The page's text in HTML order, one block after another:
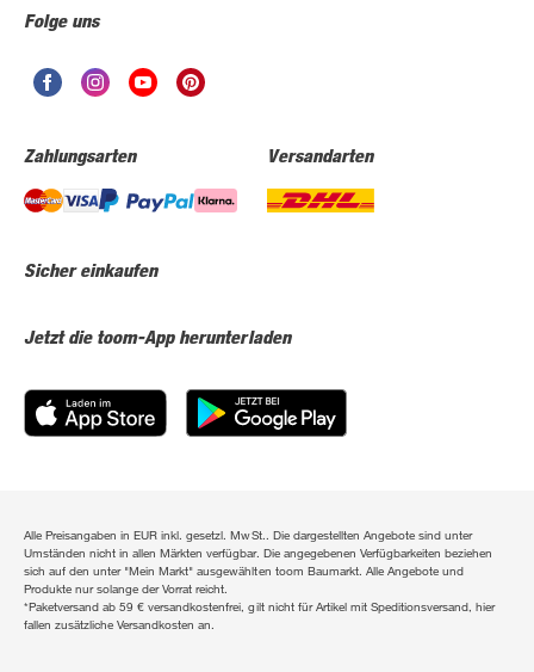
Folge uns
Zahlungsarten Versandarten
Sicher einkaufen
Jetzt die toom-App herunterladen
Alle Preisangaben in EUR inkl. gesetzl. MwSt.. Die dargestellten Angebote sind unter
Umständen nicht in allen Märkten verfügbar. Die angegebenen Verfügbarkeiten beziehen
sich auf den unter "Mein Markt" ausgewählten toom Baumarkt. Alle Angebote und
Produkte nur solange der Vorrat reicht.
*Paketversand ab 59 € versandkostenfrei, gilt nicht für Artikel mit Speditionsversand, hier
fallen zusätzliche Versandkosten an.